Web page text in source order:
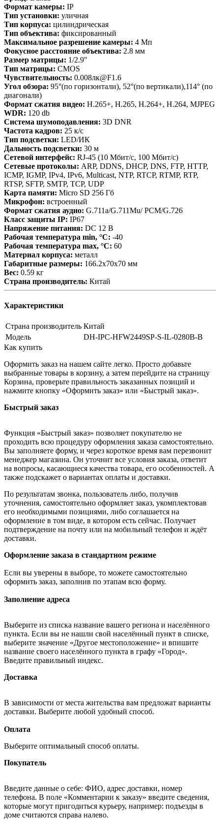
Формат камеры: IP
Тип установки: уличная
Тип корпуса: цилиндрическая
Тип объектива: фиксированный
Максимальное разрешение камеры: 4 Мп
Фокусное расстояние объектива: 2.8 мм
Размер матрицы: 1/2.9"
Тип матрицы: CMOS
Чувствительность: 0.008лк@F1.6
Угол обзора: 95°(по горизонтали), 52°(по вертикали),114° (по
диагонали)
Формат сжатия видео: H.265+, H.265, H.264+, H.264, MJPEG
WDR: 120 db
Система шумоподавления: 3D DNR
Частота кадров: 25 к/с
Тип подсветки: LED/ИК
Дальность подсветки: 30 м
Сетевой интерфейс: RJ-45 (10 Мбит/с, 100 Мбит/с)
Сетевые протоколы: ARP, DDNS, DHCP, DNS, FTP, HTTP,
ICMP, IGMP, IPv4, IPv6, Multicast, NTP, RTCP, RTMP, RTP,
RTSP, SFTP, SMTP, TCP, UDP
Карта памяти: Micro SD 256 Гб
Микрофон: встроенный
Формат сжатия аудио: G.711a/G.711Mu/ PCM/G.726
Класс защиты IP: IP67
Напряжение питания: DC 12 В
Рабочая температура min, °С: -40
Рабочая температура max, °С: 60
Материал корпуса: металл
Габаритные размеры: 166.2х70х70 мм
Вес: 0.59 кг
Страна производитель: Китай
Характеристики
Страна производитель Китай
Модель
DH-IPC-HFW2449SP-S-IL-0280B-B
Как купить
Оформить заказ на нашем сайте легко. Просто добавьте
выбранные товары в корзину, а затем перейдите на страницу
Корзина, проверьте правильность заказанных позиций и
нажмите кнопку «Оформить заказ» или «Быстрый заказ».
Быстрый заказ
Функция «Быстрый заказ» позволяет покупателю не
проходить всю процедуру оформления заказа самостоятельно.
Вы заполняете форму, и через короткое время вам перезвонит
менеджер магазина. Он уточнит все условия заказа, ответит
на вопросы, касающиеся качества товара, его особенностей. А
также подскажет о вариантах оплаты и доставки.
По результатам звонка, пользователь либо, получив
уточнения, самостоятельно оформляет заказ, укомплектовав
его необходимыми позициями, либо соглашается на
оформление в том виде, в котором есть сейчас. Получает
подтверждение на почту или на мобильный телефон и ждёт
доставки.
Оформление заказа в стандартном режиме
Если вы уверены в выборе, то можете самостоятельно
оформить заказ, заполнив по этапам всю форму.
Заполнение адреса
Выберите из списка название вашего региона и населённого
пункта. Если вы не нашли свой населённый пункт в списке,
выберите значение «Другое местоположение» и впишите
название своего населённого пункта в графу «Город».
Введите правильный индекс.
Доставка
В зависимости от места жительства вам предложат варианты
доставки. Выберите любой удобный способ.
Оплата
Выберите оптимальный способ оплаты.
Покупатель
Введите данные о себе: ФИО, адрес доставки, номер
телефона. В поле «Комментарии к заказу» введите сведения,
которые могут пригодиться курьеру, например: подъезды в
доме считаются справа налево.